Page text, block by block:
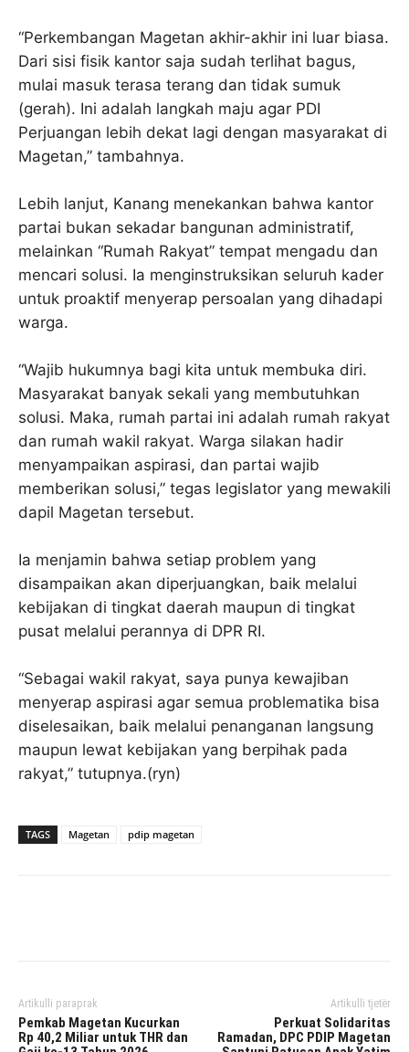
“Perkembangan Magetan akhir-akhir ini luar biasa.
Dari sisi fisik kantor saja sudah terlihat bagus,
mulai masuk terasa terang dan tidak sumuk
(gerah). Ini adalah langkah maju agar PDI
Perjuangan lebih dekat lagi dengan masyarakat di
Magetan,” tambahnya.
Lebih lanjut, Kanang menekankan bahwa kantor
partai bukan sekadar bangunan administratif,
melainkan “Rumah Rakyat” tempat mengadu dan
mencari solusi. Ia menginstruksikan seluruh kader
untuk proaktif menyerap persoalan yang dihadapi
warga.
“Wajib hukumnya bagi kita untuk membuka diri.
Masyarakat banyak sekali yang membutuhkan
solusi. Maka, rumah partai ini adalah rumah rakyat
dan rumah wakil rakyat. Warga silakan hadir
menyampaikan aspirasi, dan partai wajib
memberikan solusi,” tegas legislator yang mewakili
dapil Magetan tersebut.
Ia menjamin bahwa setiap problem yang
disampaikan akan diperjuangkan, baik melalui
kebijakan di tingkat daerah maupun di tingkat
pusat melalui perannya di DPR RI.
“Sebagai wakil rakyat, saya punya kewajiban
menyerap aspirasi agar semua problematika bisa
diselesaikan, baik melalui penanganan langsung
maupun lewat kebijakan yang berpihak pada
rakyat,” tutupnya.(ryn)
TAGS Magetan pdip magetan
Artikulli paraprak
Pemkab Magetan Kucurkan
Rp 40,2 Miliar untuk THR dan
Artikulli tjetër
Perkuat Solidaritas
Ramadan, DPC PDIP Magetan